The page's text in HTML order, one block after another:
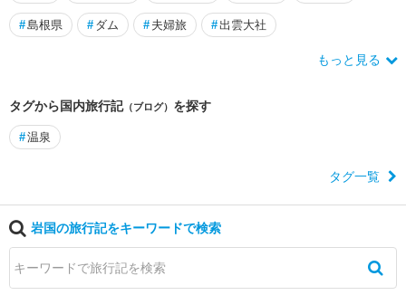
#島根県 # ダム # 夫婦旅 #出雲大社
もっと見る
タグから国内旅行記（ブログ） を探す
#温泉
タグ一覧
岩国の旅行記をキーワードで検索